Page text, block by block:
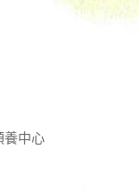
養中心